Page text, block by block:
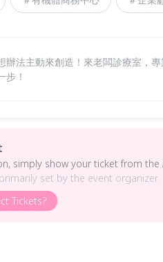
辦法主動來創造！來老闆診療室，
步！
simply show your ticket from the
set by the event organizer.
Tickets?